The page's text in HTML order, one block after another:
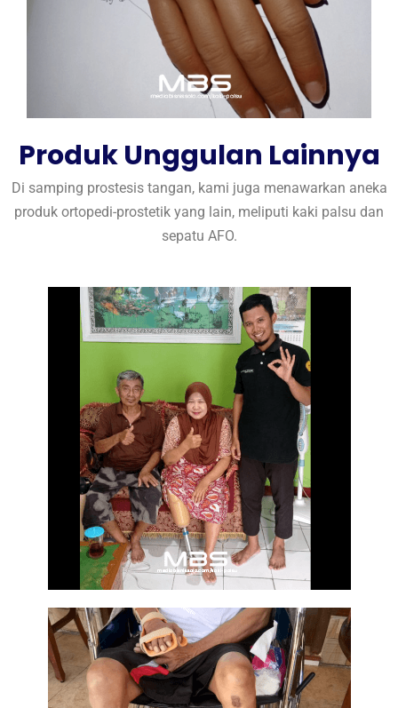
Produk Unggulan Lainnya
Di samping prostesis tangan, kami juga menawarkan aneka
produk ortopedi-prostetik yang lain, meliputi kaki palsu dan
sepatu AFO.